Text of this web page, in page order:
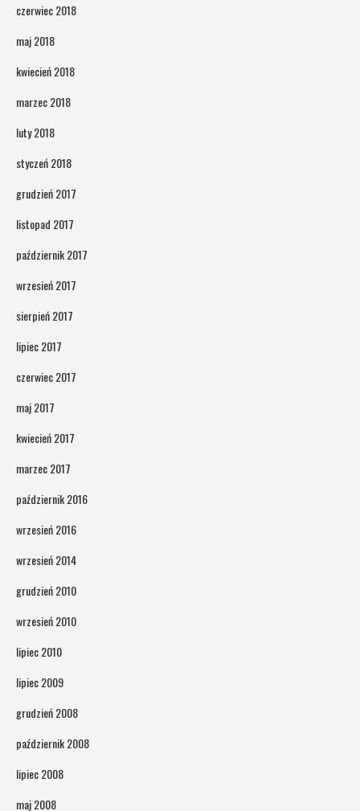
czerwiec 2018
maj 2018
kwiecień 2018
marzec 2018
luty 2018
styczeń 2018
grudzień 2017
listopad 2017
październik 2017
wrzesień 2017
sierpień 2017
lipiec 2017
czerwiec 2017
maj 2017
kwiecień 2017
marzec 2017
październik 2016
wrzesień 2016
wrzesień 2014
grudzień 2010
wrzesień 2010
lipiec 2010
lipiec 2009
grudzień 2008
październik 2008
lipiec 2008
maj 2008